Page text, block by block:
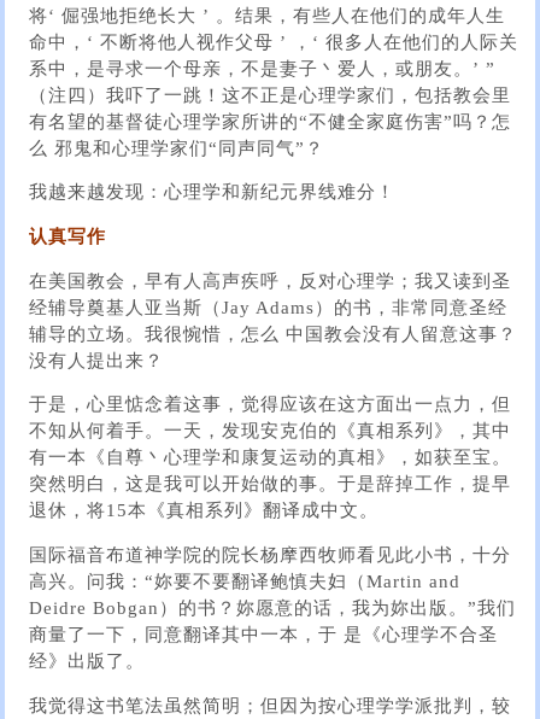
将‘ 倔强地拒绝长大 ’ 。结果，有些人在他们的成年人生
命中，‘ 不断将他人视作父母 ’ ，‘ 很多人在他们的人际关
系中，是寻求一个母亲，不是妻子丶爱人，或朋友。’ ”
（注四）我吓了一跳！这不正是心理学家们，包括教会里
有名望的基督徒心理学家所讲的“不健全家庭伤害”吗？怎
么 邪鬼和心理学家们“同声同气”？
我越来越发现：心理学和新纪元界线难分！
认真写作
在美国教会，早有人高声疾呼，反对心理学；我又读到圣
经辅导奠基人亚当斯（Jay Adams）的书，非常同意圣经
辅导的立场。我很惋惜，怎么 中国教会没有人留意这事？
没有人提出来？
于是，心里惦念着这事，觉得应该在这方面出一点力，但
不知从何着手。一天，发现安克伯的《真相系列》，其中
有一本《自尊丶心理学和康复运动的真相》，如获至宝。
突然明白，这是我可以开始做的事。于是辞掉工作，提早
退休，将15本《真相系列》翻译成中文。
国际福音布道神学院的院长杨摩西牧师看见此小书，十分
高兴。问我：“妳要不要翻译鲍慎夫妇（Martin and
Deidre Bobgan）的书？妳愿意的话，我为妳出版。”我们
商量了一下，同意翻译其中一本，于 是《心理学不合圣
经》出版了。
我觉得这书笔法虽然简明；但因为按心理学学派批判，较